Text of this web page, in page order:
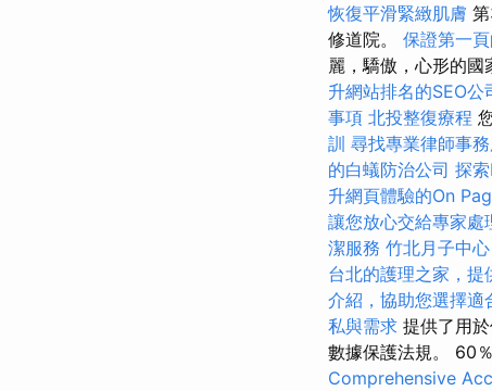
恢復平滑緊緻肌膚
修道院。 保證第一
麗，驕傲，心形的國
升網站排名的SEO公
事項 北投整復療程
訓 尋找專業律師事
的白蟻防治公司 探
升網頁體驗的On
讓您放心交給專家處
潔服務 竹北月子中
台北的護理之家，提
介紹，協助您選擇適
私與需求 提供了用
數據保護法規。 60
Comprehensive